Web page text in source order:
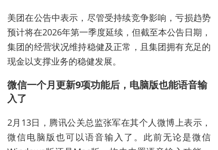
美团在公告中表示，尽管受持续竞争影响，亏损趋势
预计将在2026年第一季度延续，但截至本公告日期，
集团的经营状况维持稳健及正常，且集团拥有充足的
现金以支撑业务的稳健发展。
微信一个月更新9项功能后，电脑版也能语音输
入了
2月13日，腾讯公关总监张军在其个人微博上表示，
微信电脑版也可以语音输入了。此前无论是微信